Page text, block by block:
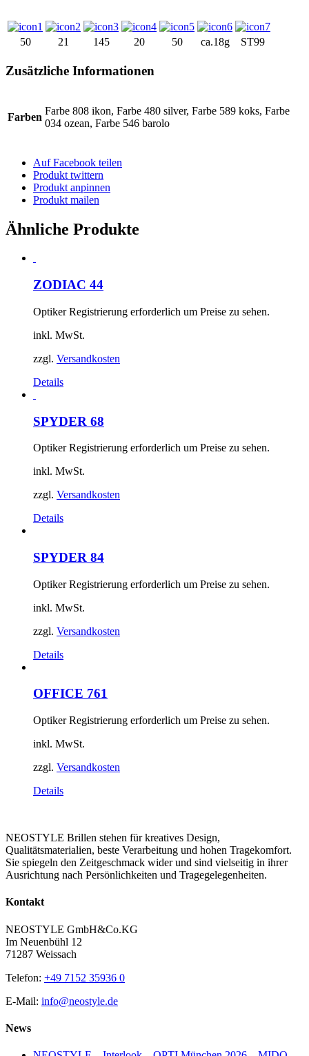
50 21 145 20 50 ca.18g ST99
Zusätzliche Informationen
Farben
Farbe 808 ikon, Farbe 480 silver, Farbe 589 koks, Farbe
034 ozean, Farbe 546 barolo
Auf Facebook teilen
Produkt twittern
Produkt anpinnen
Produkt mailen
Ähnliche Produkte
ZODIAC 44
Optiker Registrierung erforderlich um Preise zu sehen.
inkl. MwSt.
zzgl. Versandkosten
Details
SPYDER 68
Optiker Registrierung erforderlich um Preise zu sehen.
inkl. MwSt.
zzgl. Versandkosten
Details
SPYDER 84
Optiker Registrierung erforderlich um Preise zu sehen.
inkl. MwSt.
zzgl. Versandkosten
Details
OFFICE 761
Optiker Registrierung erforderlich um Preise zu sehen.
inkl. MwSt.
zzgl. Versandkosten
Details
NEOSTYLE Brillen stehen für kreatives Design,
Qualitätsmaterialien, beste Verarbeitung und hohen Tragekomfort.
Sie spiegeln den Zeitgeschmack wider und sind vielseitig in ihrer
Ausrichtung nach Persönlichkeiten und Tragegelegenheiten.
Kontakt
NEOSTYLE GmbH&Co.KG
Im Neuenbühl 12
71287 Weissach
Telefon: +49 7152 35936 0
E-Mail: info@neostyle.de
News